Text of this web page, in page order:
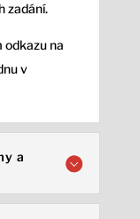
zadání.
na
v
a